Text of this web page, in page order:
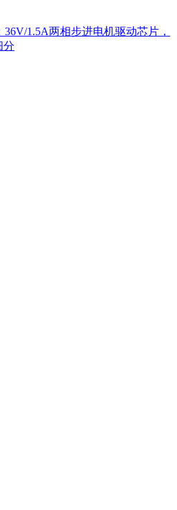
1.5A两相步进电机驱动芯片，
分